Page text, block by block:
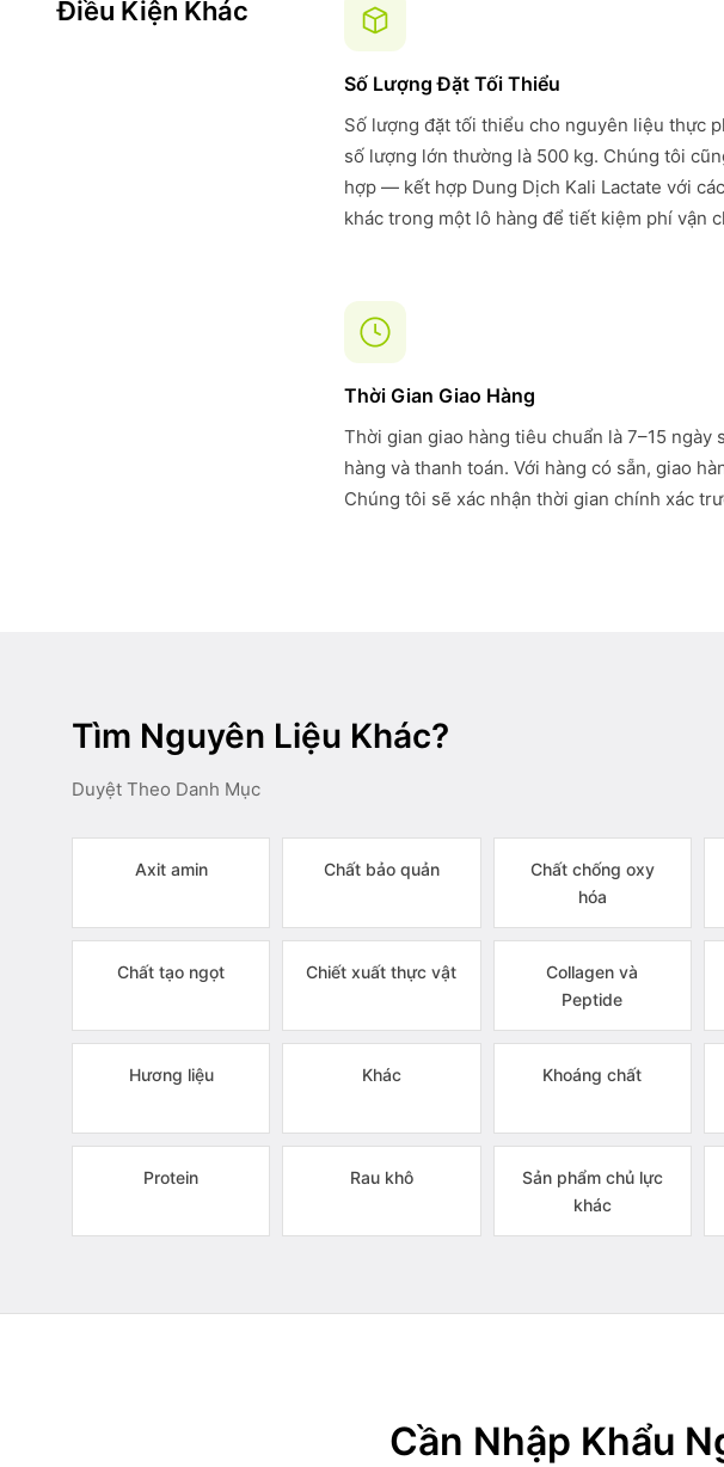
Điều Kiện Khác
Số Lượng Đặt Tối Thiểu
Số lượng đặt tối thiểu cho nguyên liệu thực
số lượng lớn thường là 500 kg. Chúng tôi
hợp — kết hợp Dung Dịch Kali Lactate với
khác trong một lô hàng để tiết kiệm phí vận
Thời Gian Giao Hàng
Thời gian giao hàng tiêu chuẩn là 7–15 ngày
hàng và thanh toán. Với hàng có sẵn, giao
Chúng tôi sẽ xác nhận thời gian chính xác
Tìm Nguyên Liệu Khác?
Duyệt Theo Danh Mục
Axit amin Chất bảo quản
Chất chống oxy
hóa
Chất tạo ngọt Chiết xuất thực vật
Collagen và
Peptide
Hương liệu Khác Khoáng chất
Protein Rau khô
Sản phẩm chủ lực
khác
Cần Nhập Khẩu